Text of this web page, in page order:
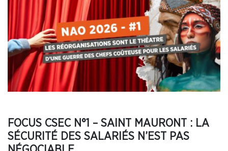
FOCUS CSEC N°1 – SAINT MAURONT : LA
SÉCURITÉ DES SALARIÉS N’EST PAS